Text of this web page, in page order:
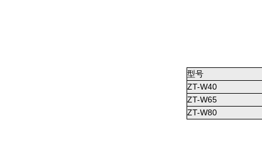
型号
ZT-W40
ZT-W65
ZT-W80